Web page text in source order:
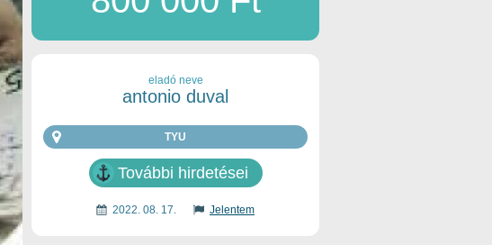
eladó neve
antonio duval
TYU
További hirdetései
2022. 08. 17. Jelentem